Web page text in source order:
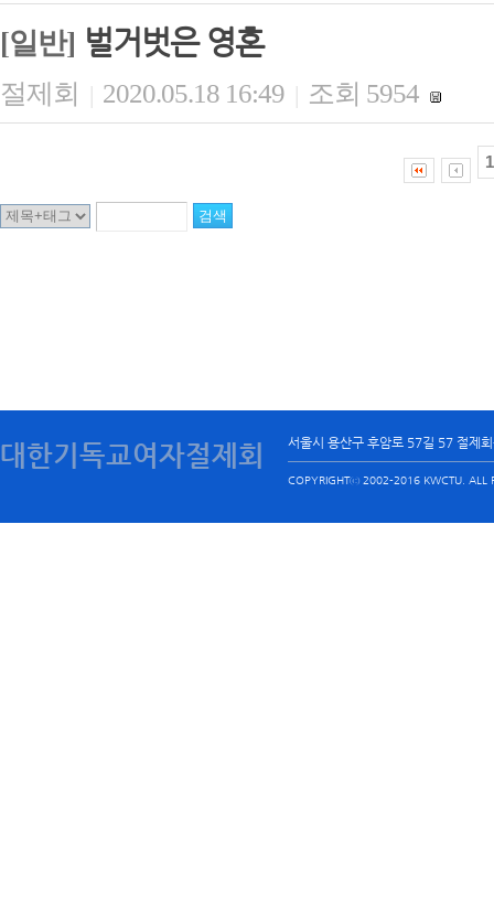
[일반] 벌거벗은 영혼
절제회 | 2020.05.18 16:49 | 조회 5954
1
대한기독교여자절제회 서울시 용산구 후암로 57길 57 절제
COPYRIGHTⓒ 2002-2016 KWCTU. ALL